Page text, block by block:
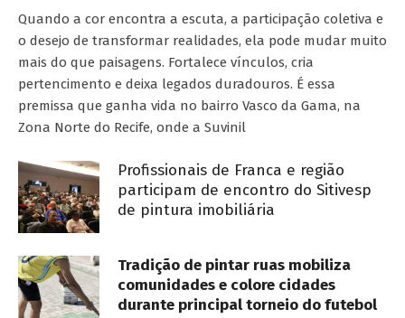
Quando a cor encontra a escuta, a participação coletiva e
o desejo de transformar realidades, ela pode mudar muito
mais do que paisagens. Fortalece vínculos, cria
pertencimento e deixa legados duradouros. É essa
premissa que ganha vida no bairro Vasco da Gama, na
Zona Norte do Recife, onde a Suvinil
Profissionais de Franca e região
participam de encontro do Sitivesp
de pintura imobiliária
Tradição de pintar ruas mobiliza
comunidades e colore cidades
durante principal torneio do futebol